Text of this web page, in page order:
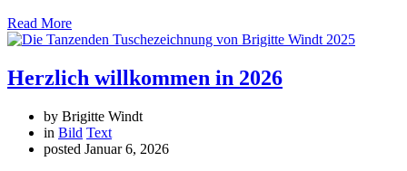
Read More
Herzlich willkommen in 2026
by Brigitte Windt
in Bild Text
posted Januar 6, 2026